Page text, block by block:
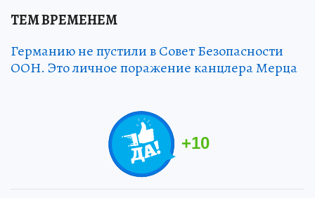
ТЕМ ВРЕМЕНЕМ
Германию не пустили в Совет Безопасности
ООН. Это личное поражение канцлера Мерца
+10